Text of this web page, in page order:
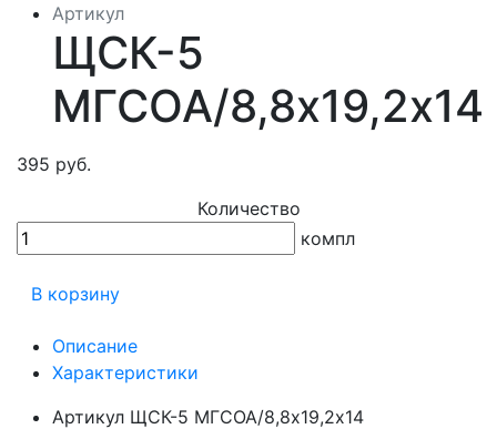
Артикул
ЩСК-5
МГСОА/8,8х19,2х14
395 руб.
Количество
компл
В корзину
Описание
Характеристики
Артикул ЩСК-5 МГСОА/8,8х19,2х14